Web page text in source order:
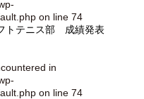
on line 74
トテニス部 成績発表
in
on line 74